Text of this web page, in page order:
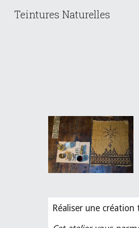
Teintures Naturelles
Réaliser une